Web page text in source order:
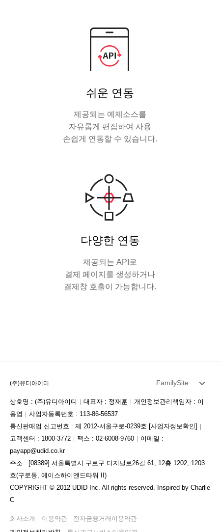
쉬운 연동
제공되는 예제소스를
자유롭게 편집하여 사용
손쉽게 연동할 수 있습니다.
다양한 연동
제공되는 API로
결제 페이지를 생성하거나
결제창 호출이 가능합니다.
(주)유디아이디 FamilySite
상호명 : (주)유디아이디 대표자 : 정재훈
개인정보관리책임자 : 이
용엽
사업자등록번호 : 113-86-56537
통신판매업 신고번호 : 제 2012-서울구로-0239호 [사업자정보확인]
고객센터 : 1800-3772
팩스 : 02-6008-9760
이메일 :
payapp@udid.co.kr
주소 : [08389] 서울특별시 구로구 디지털로26길 61, 12층 1202, 1203
호(구로동, 에이스하이엔드타워 II)
COPYRIGHT © 2012 UDID Inc. All rights reserved. Inspired by Charlie
C
회사소개 이용약관 전자금융거래이용약관